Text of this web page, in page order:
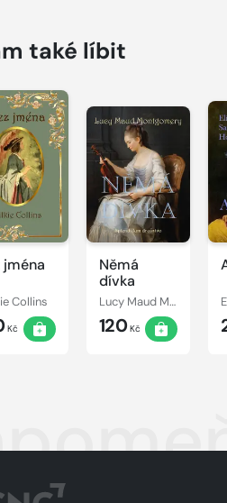
také líbit
jména
Collins
Kč
Němá
dívka
Lucy Maud Montgomery
120Kč